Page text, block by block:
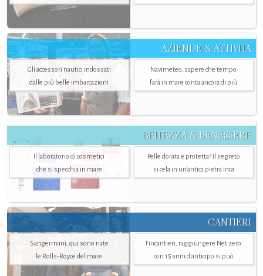
AZIENDE & ATTIVITÀ
Gli accessori nautici indossati
dalle più belle imbarcazioni
Navimeteo, sapere che tempo
farà in mare conta ancora di più
BELLEZZA & BENESSERE
Il laboratorio di cosmetici
che si specchia in mare
Pelle dorata e protetta? Il segreto
si cela in un’antica pietra Inca
CANTIERI
Sangermani, qui sono nate
le Rolls-Royce del mare
Fincantieri, raggiungere Net zero
con 15 anni d'anticipo si può